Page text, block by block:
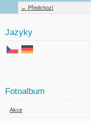
← Předchozí
Jazyky
Fotoalbum
Akce